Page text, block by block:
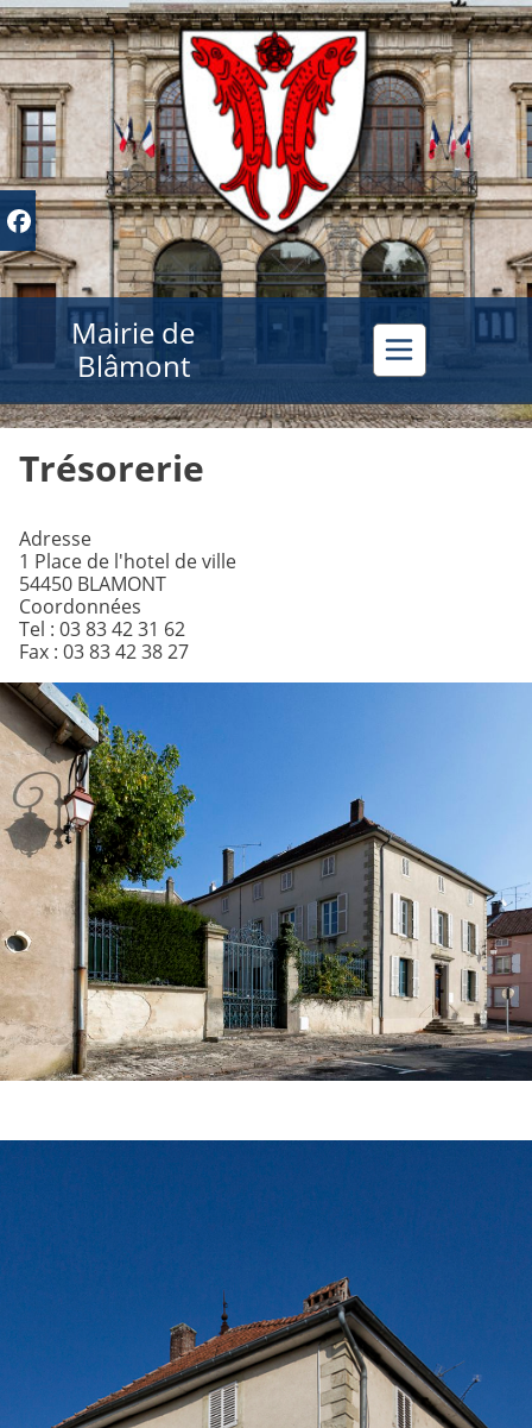
Mairie de
Blâmont
Trésorerie
Adresse
1 Place de l'hotel de ville
54450 BLAMONT
Coordonnées
Tel : 03 83 42 31 62
Fax : 03 83 42 38 27